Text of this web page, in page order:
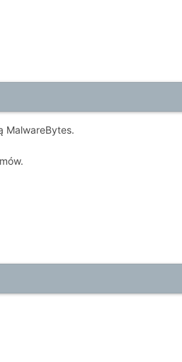
MalwareBytes.